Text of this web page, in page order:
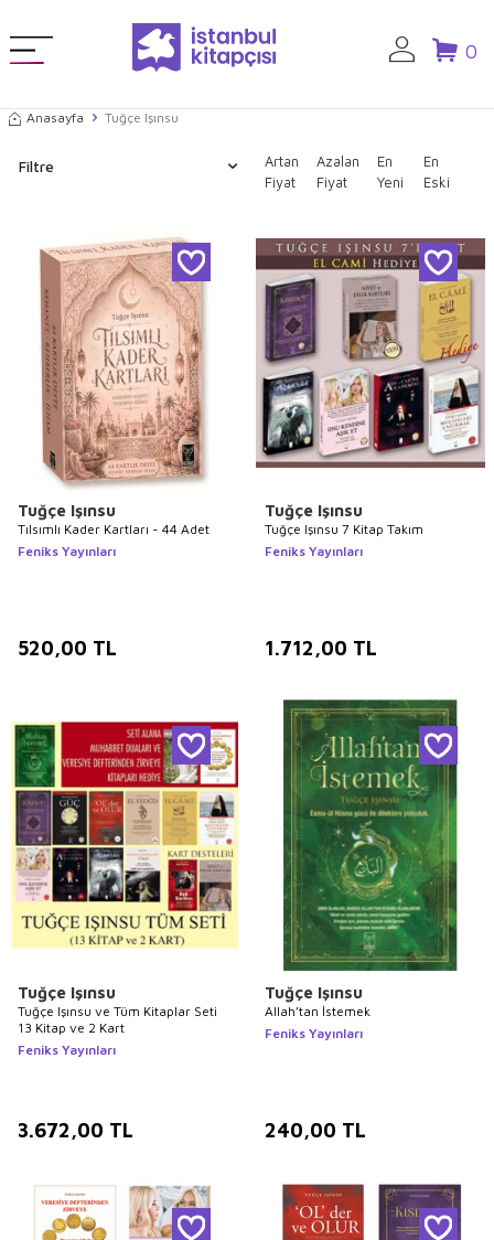
0
Anasayfa Tuğçe Işınsu
Filtre
Artan
Fiyat
Azalan
Fiyat
En
Yeni
En
Eski
Tuğçe Işınsu
Tılsımlı Kader Kartları - 44 Adet
Feniks Yayınları
520,00 TL
Tuğçe Işınsu
Tuğçe Işınsu 7 Kitap Takım
Feniks Yayınları
1.712,00 TL
Tuğçe Işınsu
Tuğçe Işınsu ve Tüm Kitaplar Seti
13 Kitap ve 2 Kart
Feniks Yayınları
3.672,00 TL
Tuğçe Işınsu
Allah’tan İstemek
Feniks Yayınları
240,00 TL